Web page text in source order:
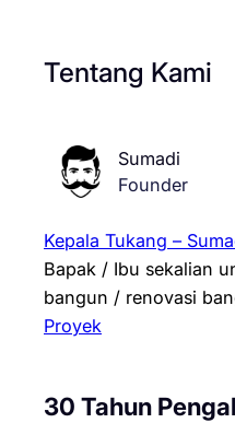
Tentang Kami
Sumadi
Founder
Kepala Tukang –
Bapak / Ibu sekalian
bangun / renovasi
Proyek
30 Tahun